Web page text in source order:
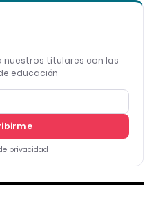
nuestros titulares con las
educación
privacidad